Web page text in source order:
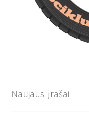
Naujausi įrašai